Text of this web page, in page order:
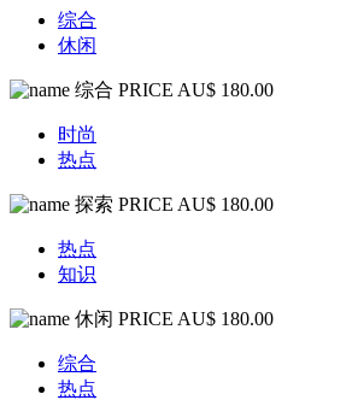
综合
休闲
综合 PRICE AU$ 180.00
时尚
热点
探索 PRICE AU$ 180.00
热点
知识
休闲 PRICE AU$ 180.00
综合
热点